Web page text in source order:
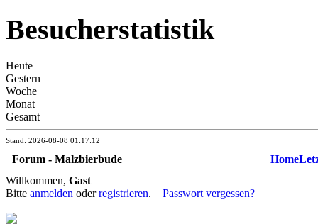
Besucherstatistik
Heute
Gestern
Woche
Monat
Gesamt
Stand: 2026-08-08 01:17:12
Forum - Malzbierbude Home
Willkommen, Gast
Bitte anmelden oderregistrieren. Passwort vergessen?